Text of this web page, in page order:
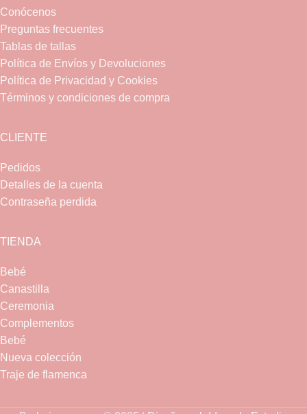
Conócenos
Preguntas frecuentes
Tablas de tallas
Política de Envíos y Devoluciones
Política de Privacidad y Cookies
Términos y condiciones de compra
CLIENTE
Pedidos
Detalles de la cuenta
Contraseña perdida
TIENDA
Bebé
Canastilla
Ceremonia
Complementos
Bebé
Nueva colección
Traje de flamenca